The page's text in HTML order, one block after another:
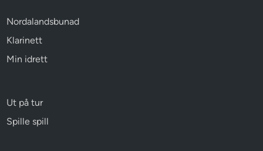
Nordalandsbunad
Klarinett
Min idrett
Ut på tur
Spille spill